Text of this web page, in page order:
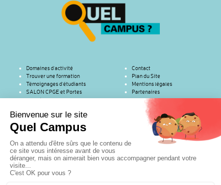
Domaines d’activité
Trouver une formation
Témoignages d’étudiants
SALON CPGE et Portes
ouvertes
Contact
Plan du Site
Mentions légales
Partenaires